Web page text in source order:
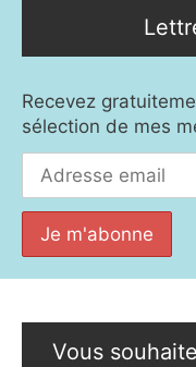
Recevez
sélection de mes
Vous